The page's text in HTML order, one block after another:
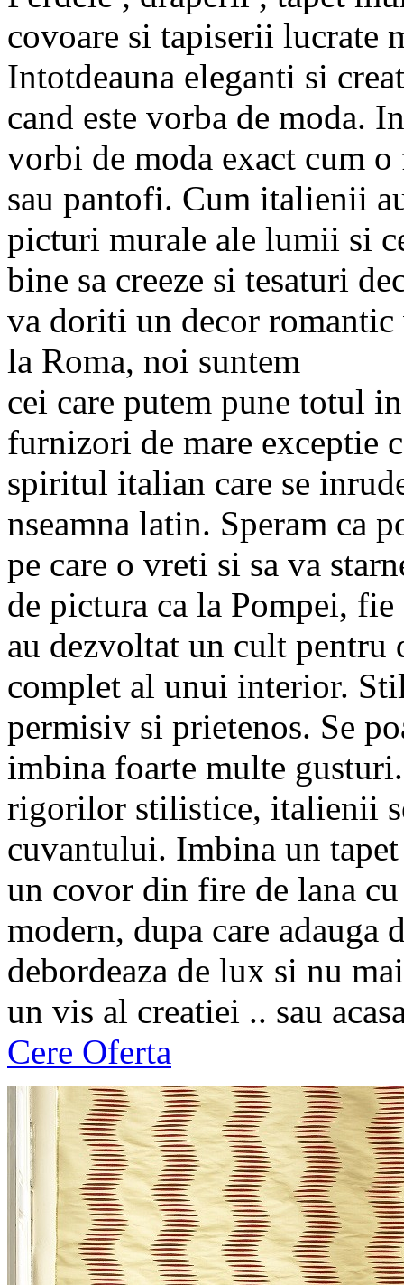
covoare si tapiserii lucrate
Intotdeauna eleganti si
cand este vorba de moda.
vorbi de moda exact cum
sau pantofi. Cum italienii
picturi murale ale lumii si
bine sa creeze si tesaturi
va doriti un decor romantic
la Roma, noi suntem
cei care putem pune totul
furnizori de mare exceptie
spiritul italian care se
nseamna latin. Speram ca
pe care o vreti si sa va
de pictura ca la Pompei,
au dezvoltat un cult pentru
complet al unui interior.
permisiv si prietenos. Se
imbina foarte multe
rigorilor stilistice, italienii
cuvantului. Imbina un
un covor din fire de lana
modern, dupa care adauga
debordeaza de lux si nu
un vis al creatiei .. sau
Cere Oferta